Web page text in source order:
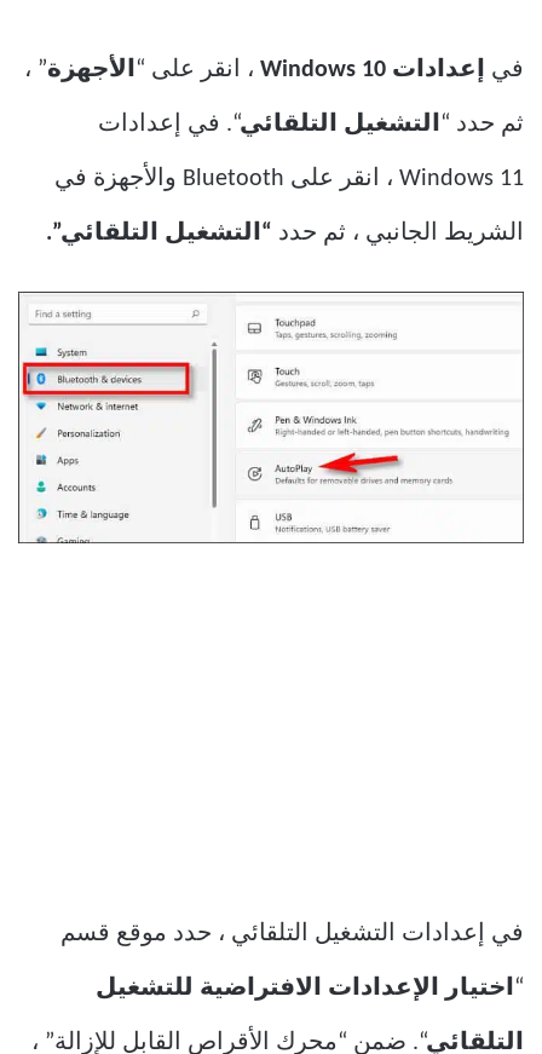
في إعدادات Windows 10 ، انقر على “الأجهزة” ،
ثم حدد “التشغيل التلقائي“. في إعدادات
Windows 11 ، انقر على Bluetooth والأجهزة في
الشريط الجانبي ، ثم حدد “التشغيل التلقائي”.
في إعدادات التشغيل التلقائي ، حدد موقع قسم
“ اختيار الإعدادات الافتراضية للتشغيل
التلقائي“. ضمن “محرك الأقراص القابل للإزالة” ،